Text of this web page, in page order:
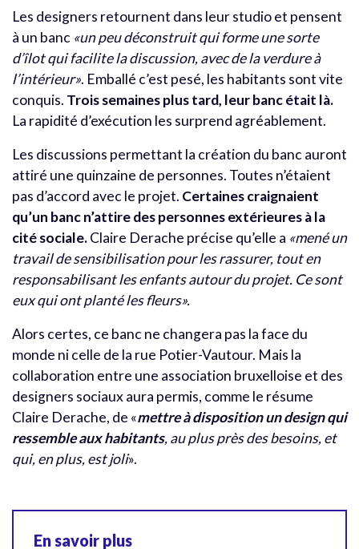
Les designers retournent dans leur studio et pensent
à un banc «un peu déconstruit qui forme une sorte
d’îlot qui facilite la discussion, avec de la verdure à
l’intérieur». Emballé c’est pesé, les habitants sont vite
conquis. Trois semaines plus tard, leur banc était là.
La rapidité d’exécution les surprend agréablement.
Les discussions permettant la création du banc auront
attiré une quinzaine de personnes. Toutes n’étaient
pas d’accord avec le projet. Certaines craignaient
qu’un banc n’attire des personnes extérieures à la
cité sociale.Claire Derache précise qu’elle a «mené un
travail de sensibilisation pour les rassurer, tout en
responsabilisant les enfants autour du projet. Ce sont
eux qui ont planté les fleurs».
Alors certes, ce banc ne changera pas la face du
monde ni celle de la rue Potier-Vautour. Mais la
collaboration entre une association bruxelloise et des
designers sociaux aura permis, comme le résume
Claire Derache, de «mettre à disposition un design qui
ressemble aux habitants, au plus près des besoins, et
qui, en plus, est joli».
En savoir plus